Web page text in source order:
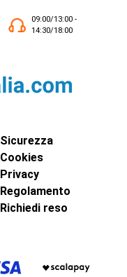
09:00/13:00 -
14:30/18:00
Sicurezza
Cookies
Privacy
Regolamento
Richiedi reso